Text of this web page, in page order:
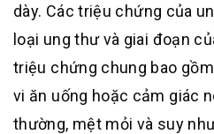
dày. Các triệu chứng của
loại ung thư và giai đoạn
triệu chứng chung bao
vi ăn uống hoặc cảm giác
thường, mệt mỏi và suy